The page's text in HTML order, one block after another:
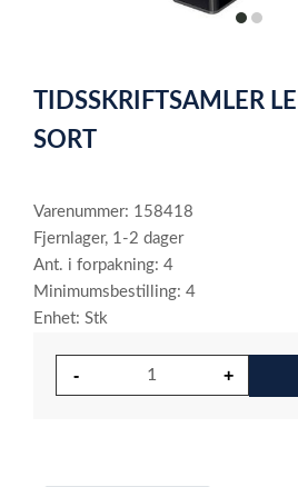
itemitem
2
TIDSSKRIFTSAMLER
SORT
Varenummer: 158418
Fjernlager, 1-2 dager
Ant. i forpakning: 4
Minimumsbestilling: 4
Enhet: Stk